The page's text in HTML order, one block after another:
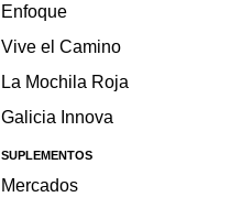
Enfoque
Vive el Camino
La Mochila Roja
Galicia Innova
SUPLEMENTOS
Mercados